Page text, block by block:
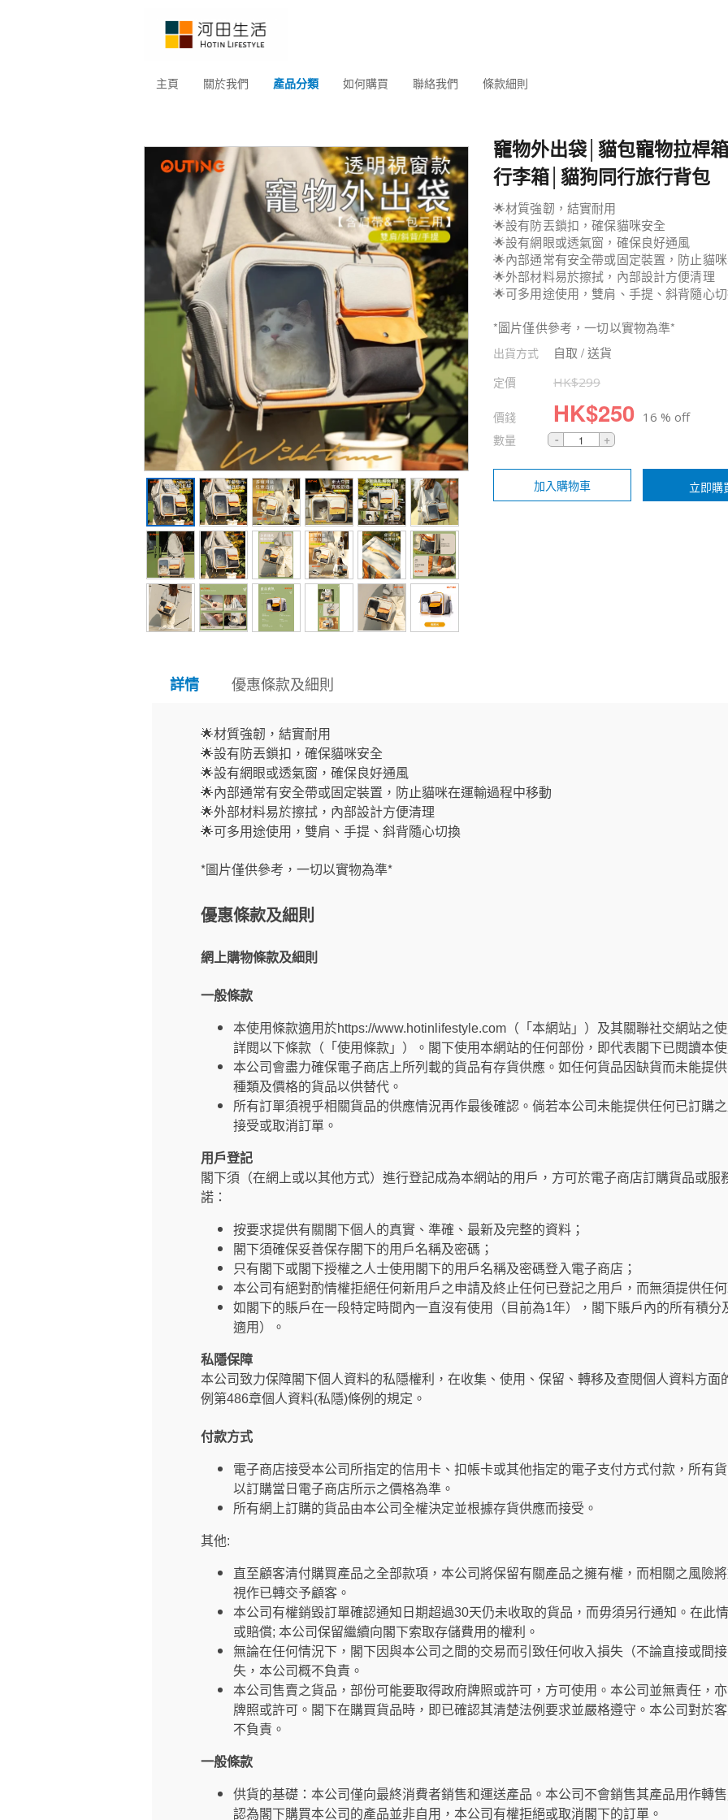
主頁 關於我們 產品分類 如何購買 聯絡我們 條款細則
竉物外出袋│貓包寵物拉桿
行李箱│貓狗同行旅行背包
🌟材質強韌，結實耐用
🌟設有防丟鎖扣，確保貓咪安全
🌟設有網眼或透氣窗，確保良好通風
🌟內部通常有安全帶或固定裝置，防止貓
🌟外部材料易於擦拭，內部設計方便清理
🌟可多用途使用，雙肩、手提、斜背隨心
*圖片僅供參考，一切以實物為準*
出貨方式 自取 / 送貨
定價 HK$299
價錢 HK$250 16 % off
數量
加入購物車 立即購
詳情 優惠條款及細則
🌟材質強韌，結實耐用
🌟設有防丟鎖扣，確保貓咪安全
🌟設有網眼或透氣窗，確保良好通風
🌟內部通常有安全帶或固定裝置，防止貓咪在運輸過程中移動
🌟外部材料易於擦拭，內部設計方便清理
🌟可多用途使用，雙肩、手提、斜背隨心切換
*圖片僅供參考，一切以實物為準*
優惠條款及細則
網上購物條款及細則
一般條款
本使用條款適用於https://www.hotinlifestyle.com（「本網站」）及其關聯社交網站之
詳閱以下條款（「使用條款」）。閣下使用本網站的任何部份，即代表閣下已閱讀本
本公司會盡力確保電子商店上所列載的貨品有存貨供應。如任何貨品因缺貨而未能提
種類及價格的貨品以供替代。
所有訂單須視乎相關貨品的供應情況再作最後確認。倘若本公司未能提供任何已訂購
接受或取消訂單。
用戶登記
閣下須（在網上或以其他方式）進行登記成為本網站的用戶，方可於電子商店訂購貨品或服
諾：
按要求提供有關閣下個人的真實、準確、最新及完整的資料；
閣下須確保妥善保存閣下的用戶名稱及密碼；
只有閣下或閣下授權之人士使用閣下的用戶名稱及密碼登入電子商店；
本公司有絕對酌情權拒絕任何新用戶之申請及終止任何已登記之用戶，而無須提供任何
如閣下的賬戶在一段特定時間內一直沒有使用（目前為1年），閣下賬戶內的所有積分
適用）。
私隱保障
本公司致力保障閣下個人資料的私隱權利，在收集、使用、保留、轉移及查閱個人資料方面
例第486章個人資料(私隱)條例的規定。
付款方式
電子商店接受本公司所指定的信用卡、扣帳卡或其他指定的電子支付方式付款，所有
以訂購當日電子商店所示之價格為準。
所有網上訂購的貨品由本公司全權決定並根據存貨供應而接受。
其他:
直至顧客清付購買產品之全部款項，本公司將保留有關產品之擁有權，而相關之風險
視作已轉交予顧客。
本公司有權銷毀訂單確認通知日期超過30天仍未收取的貨品，而毋須另行通知。在此
或賠償; 本公司保留繼續向閣下索取存儲費用的權利。
無論在任何情況下，閣下因與本公司之間的交易而引致任何收入損失（不論直接或間
失，本公司概不負責。
本公司售賣之貨品，部份可能要取得政府牌照或許可，方可使用。本公司並無責任，
牌照或許可。閣下在購買貨品時，即已確認其清楚法例要求並嚴格遵守。本公司對於
不負責。
一般條款
供貨的基礎：本公司僅向最終消費者銷售和運送產品。本公司不會銷售其產品用作轉
認為閣下購買本公司的產品並非自用，本公司有權拒絕或取消閣下的訂單。